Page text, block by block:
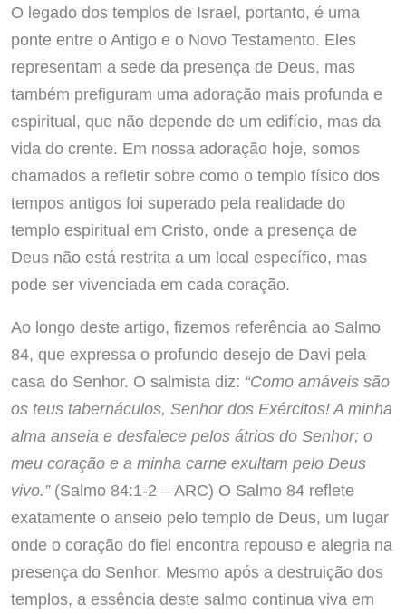
O legado dos templos de Israel, portanto, é uma
ponte entre o Antigo e o Novo Testamento. Eles
representam a sede da presença de Deus, mas
também prefiguram uma adoração mais profunda e
espiritual, que não depende de um edifício, mas da
vida do crente. Em nossa adoração hoje, somos
chamados a refletir sobre como o templo físico dos
tempos antigos foi superado pela realidade do
templo espiritual em Cristo, onde a presença de
Deus não está restrita a um local específico, mas
pode ser vivenciada em cada coração.
Ao longo deste artigo, fizemos referência ao Salmo
84, que expressa o profundo desejo de Davi pela
casa do Senhor. O salmista diz: “Como amáveis são
os teus tabernáculos, Senhor dos Exércitos! A minha
alma anseia e desfalece pelos átrios do Senhor; o
meu coração e a minha carne exultam pelo Deus
vivo.”(Salmo 84:1-2 – ARC) O Salmo 84 reflete
exatamente o anseio pelo templo de Deus, um lugar
onde o coração do fiel encontra repouso e alegria na
presença do Senhor. Mesmo após a destruição dos
templos, a essência deste salmo continua viva em